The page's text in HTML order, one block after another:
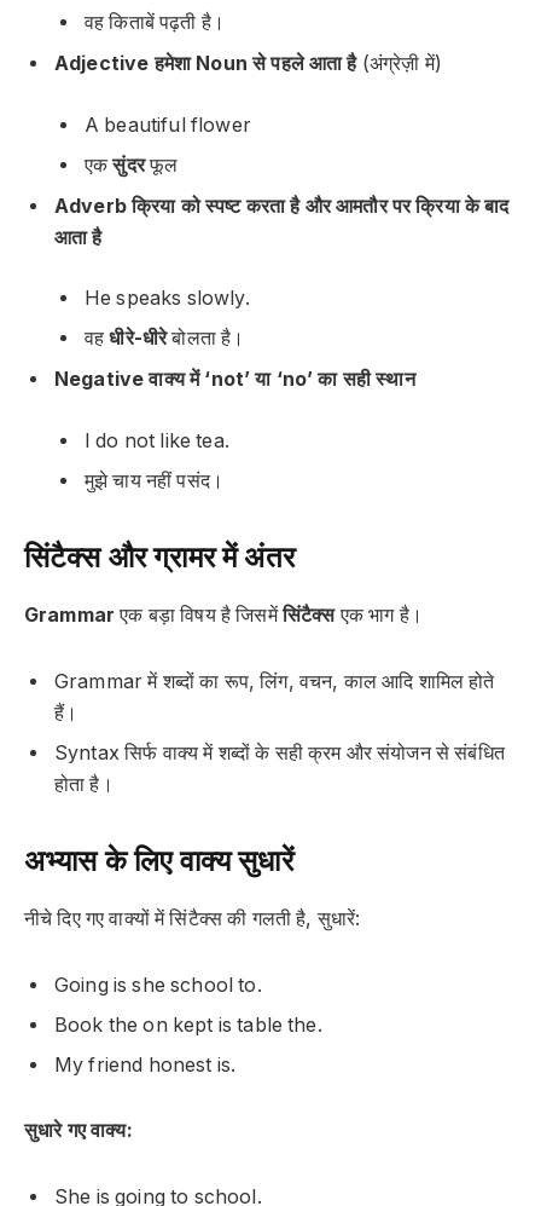
वहकिताबेंपढ़ती है।
Adjective हमेशा Noun से पहले आता है(अंग्रेज़ी में)
A beautifulflower
एकसुंदरफूल
Adverb क्रिया को स्पष्ट करता है और आमतौर पर क्रिया के बाद
आता है
He speaks slowly.
वहधीरे-धीरेबोलता है।
Negative वाक्य में ‘not’ या ‘no’ का सही स्थान
I do not like tea.
मुझे चायनहींपसंद।
सिंटैक्स और ग्रामर में अंतर
Grammar एक बड़ा विषय है जिसमेंसिंटैक्सएक भाग है।
Grammar में शब्दों का रूप, लिंग, वचन, काल आदि शामिल होते
हैं।
Syntax सिर्फ वाक्य में शब्दों केसही क्रम और संयोजनसे संबंधित
होता है।
अभ्यास के लिए वाक्य सुधारें
नीचे दिए गए वाक्यों में सिंटैक्स की गलती है, सुधारें:
Going is she school to.
Book the on kept is table the.
My friend honest is.
सुधारे गए वाक्य:
She is going to school.